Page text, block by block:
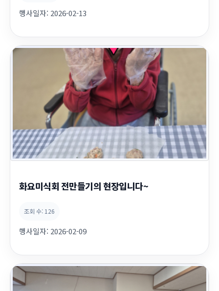
행사일자: 2026-02-13
화요미식회 전만들기의 현장입니다~
조회 수: 126
행사일자: 2026-02-09